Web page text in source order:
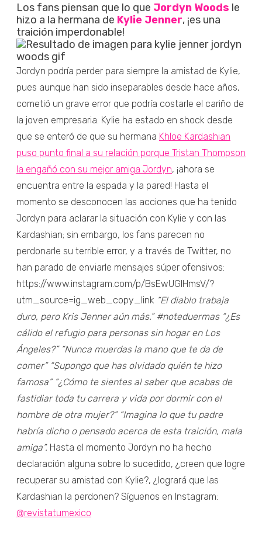
Los fans piensan que lo que Jordyn Woods le
hizo a la hermana de Kylie Jenner, ¡es una
traición imperdonable!
Jordyn podría perder para siempre la amistad de Kylie,
pues aunque han sido inseparables desde hace años,
cometió un grave error que podría costarle el cariño de
la joven empresaria. Kylie ha estado en shock desde
que se enteró de que su hermana Khloe Kardashian
puso punto final a su relación porque Tristan Thompson
la engañó con su mejor amiga Jordyn, ¡ahora se
encuentra entre la espada y la pared! Hasta el
momento se desconocen las acciones que ha tenido
Jordyn para aclarar la situación con Kylie y con las
Kardashian; sin embargo, los fans parecen no
perdonarle su terrible error, y a través de Twitter, no
han parado de enviarle mensajes súper ofensivos:
https://www.instagram.com/p/BsEwUGIHmsV/?
utm_source=ig_web_copy_link “El diablo trabaja
duro, pero Kris Jenner aún más.” #noteduermas “¿Es
cálido el refugio para personas sin hogar en Los
Ángeles?” “Nunca muerdas la mano que te da de
comer” “Supongo que has olvidado quién te hizo
famosa” “¿Cómo te sientes al saber que acabas de
fastidiar toda tu carrera y vida por dormir con el
hombre de otra mujer?” “Imagina lo que tu padre
habría dicho o pensado acerca de esta traición, mala
amiga”. Hasta el momento Jordyn no ha hecho
declaración alguna sobre lo sucedido, ¿creen que logre
recuperar su amistad con Kylie?, ¿logrará que las
Kardashian la perdonen? Síguenos en Instagram:
@revistatumexico